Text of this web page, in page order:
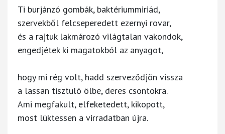
Ti burjánzó gombák, baktériummiriád,
szervekből felcseperedett ezernyi rovar,
és a rajtuk lakmározó világtalan vakondok,
engedjétek ki magatokból az anyagot,
hogy mi rég volt, hadd szerveződjön vissza
a lassan tisztuló ölbe, deres csontokra.
Ami megfakult, elfeketedett, kikopott,
most lüktessen a virradatban újra.